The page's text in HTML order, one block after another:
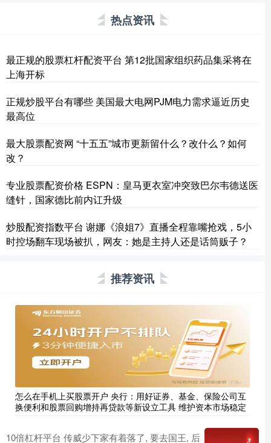
热点资讯
最正规的股票杠杆配资平台 第12批国家组织药品集采将在
上海开标
正规炒股平台有哪些 美国最大电网PJM电力需求逼近历史
最高位
最大股票配资网 “十五五”城市更新留什么？改什么？如何
改？
专业股票配资价格 ESPN：皇马更衣室冲突致巴尔韦德送医
缝针，国家德比前内讧升级
炒股配资指数平台 谢娜《浪姐7》直播全程靠嘴抢戏，5小
时控场翻车现场被扒，网友：她是主持人还是话筒贩子？
推荐资讯
怎么在手机上买股票开户 央行：用好证券、基金、保险公司互
换便利和股票回购增持再贷款等新设立工具 维护资本市场稳定
10倍杠杆平台 传威少下家有着落了, 要去国王, 后